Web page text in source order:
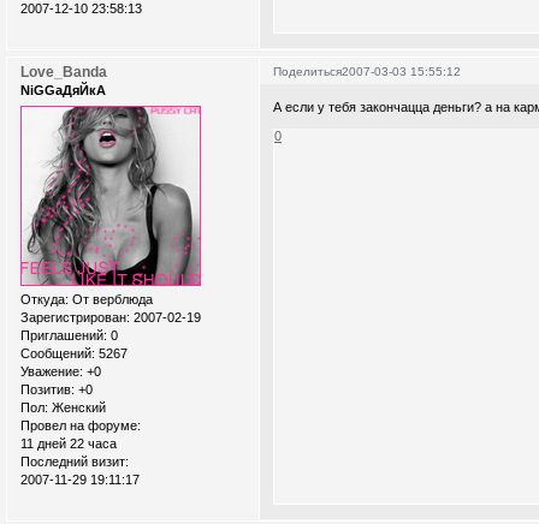
2007-12-10 23:58:13
Поделиться2007-03-03 15:55:12
Love_Banda
NiGGaДяЙкА
Откуда: От верблюда
Зарегистрирован: 2007-02-19
Приглашений: 0
Сообщений: 5267
Уважение: +0
Позитив: +0
Пол: Женский
Провел на форуме:
11 дней 22 часа
Последний визит:
2007-11-29 19:11:17
А если у тебя закончацца деньги? а на
0